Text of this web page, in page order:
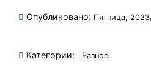
Опубликовано: Пятница,
Категории: Разное